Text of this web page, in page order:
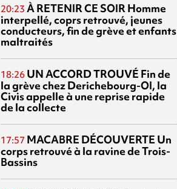
20:23 À RETENIR CE SOIR Homme
interpellé, coprs retrouvé, jeunes
conducteurs, fin de grève et enfants
maltraités
18:26 UN ACCORD TROUVÉ Fin de
la grève chez Derichebourg-OI, la
Civis appelle à une reprise rapide
de la collecte
17:57 MACABRE DÉCOUVERTE Un
corps retrouvé à la ravine de Trois-
Bassins